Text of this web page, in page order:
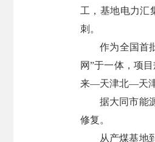
工，基地电力汇
刺。
作为全国首
网”于一体，项
来—天津北—天津
据大同市能
修复。
从产煤基地